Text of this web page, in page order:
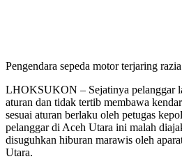
Pengendara sepeda motor terjaring razia
LHOKSUKON – Sejatinya pelanggar
aturan dan tidak tertib membawa
sesuai aturan berlaku oleh petugas
pelanggar di Aceh Utara ini malah
disuguhkan hiburan marawis oleh
Utara.